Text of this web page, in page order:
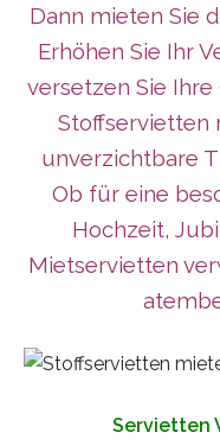
Dann mieten Sie
Erhöhen Sie Ihr
versetzen Sie
Stoffservietten
unverzichtbare
Ob für eine
Hochzeit,
Mietservietten
Servietten